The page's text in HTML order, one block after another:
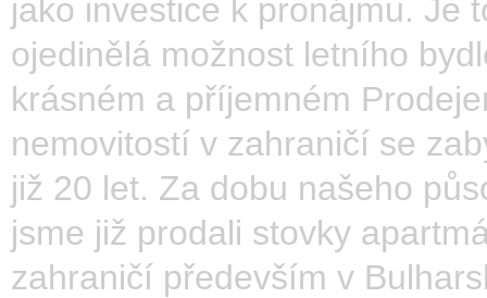
jako investice k pronájmu. Je
ojedinělá možnost letního
krásném a příjemném
nemovitostí v zahraničí se
již 20 let. Za dobu našeho
jsme již prodali stovky
zahraničí především v